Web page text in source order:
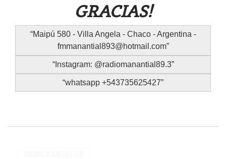
GRACIAS!
Maipú 580 - Villa Angela - Chaco - Argentina -
fmmanantial893@hotmail.com
Instagram: @radiomanantial89.3
whatsapp +543735625427